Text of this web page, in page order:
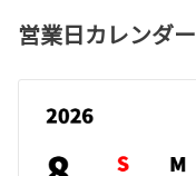
営業日カレンダー